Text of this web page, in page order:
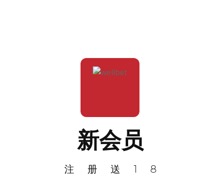
新会员
注册送18